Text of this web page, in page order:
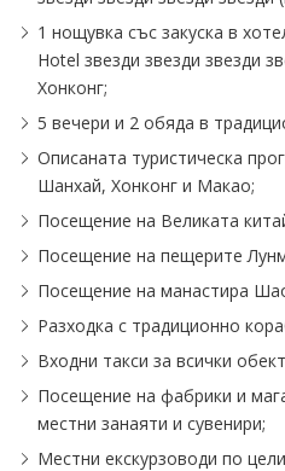
1 нощувка със закуска в
Hotel звезди звезди звезди
Хонконг;
5 вечери и 2 обяда в
Описаната туристическа
Шанхай, Хонконг и Макао;
Посещение на Великата
Посещение на пещерите
Посещение на манастира
Разходка с традиционно
Входни такси за всички
Посещение на фабрики и
местни занаяти и сувенири;
Местни екскурзоводи по